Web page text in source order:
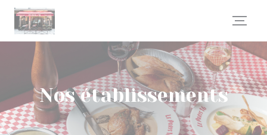
Personnalisation de vos choix en matière de cookies
Nos établissements